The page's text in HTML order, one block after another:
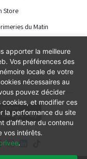
Store
du Matin
apporter la meilleure
Vos préférences des
locale de votre
nécessaires au
pouvez décider
cookies, et modifier ces
la performance du site
d’afficher du contenu
vos intérêts.
.